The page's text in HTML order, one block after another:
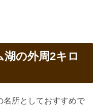
の外周2キロ
名所としておすすめで